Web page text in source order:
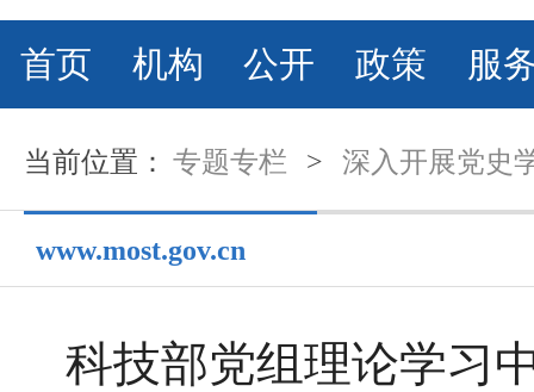
首页 机构 公开 政策 服
当前位置： 专题专栏 > 深入开展党史
www.most.gov.cn
科技部党组理论学习